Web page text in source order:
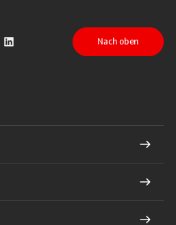
Instagram
auf TikTok
Sparkasse auf LinkedIn
Nach oben